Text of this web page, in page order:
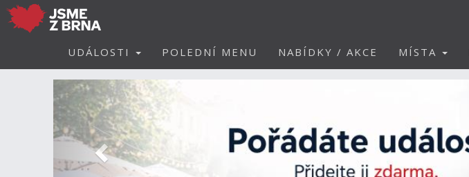
UDÁLOSTI POLEDNÍ MENU NABÍDKY / AKCE MÍSTA
Předchozí